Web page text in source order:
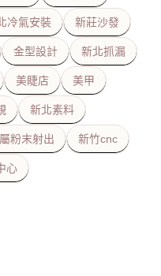
冷氣安裝 新莊沙發
金型設計 新北抓漏
美睫店 美甲
新北素料
粉末射出 新竹cnc
心